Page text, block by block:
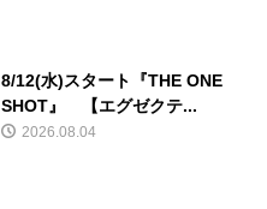
8/12(水)スタート『THE ONE
SHOT』 【エグゼクテ...
2026.08.04